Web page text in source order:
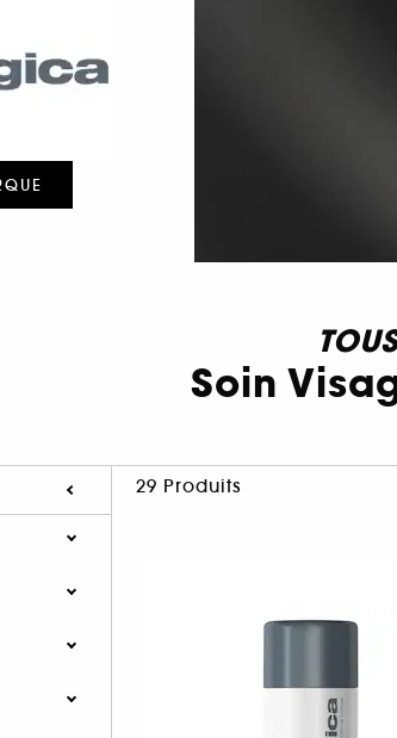
Soin
29 Produits